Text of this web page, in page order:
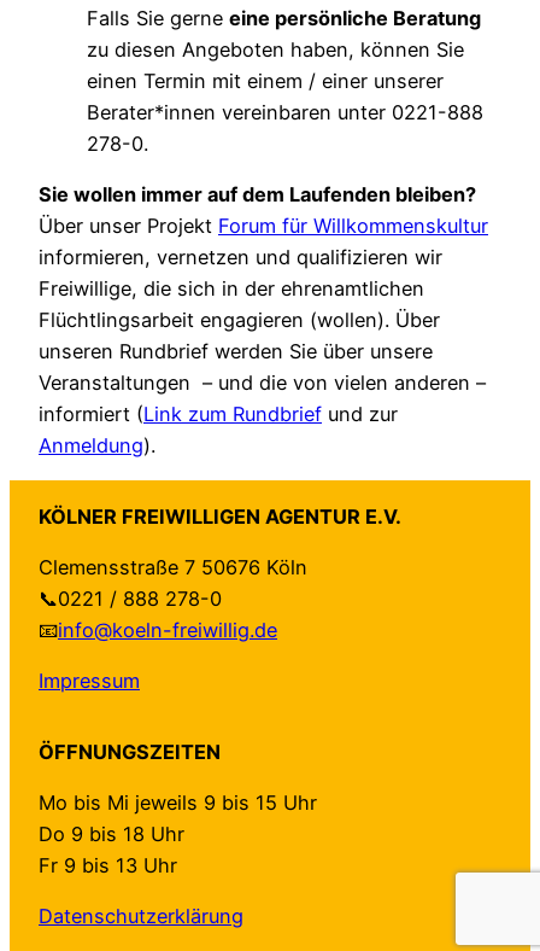
Falls Sie gerne eine persönliche Beratung
zu diesen Angeboten haben, können Sie
einen Termin mit einem / einer unserer
Berater*innen vereinbaren unter 0221-888
278-0.
Sie wollen immer auf dem Laufenden bleiben?
Über unser Projekt Forum für Willkommenskultur
informieren, vernetzen und qualifizieren wir
Freiwillige, die sich in der ehrenamtlichen
Flüchtlingsarbeit engagieren (wollen). Über
unseren Rundbrief werden Sie über unsere
Veranstaltungen – und die von vielen anderen –
informiert (Link zum Rundbrief und zur
Anmeldung).
KÖLNER FREIWILLIGEN AGENTUR E.V.
Clemensstraße 7 50676 Köln
📞0221 / 888 278-0
📧info@koeln-freiwillig.de
Impressum
ÖFFNUNGSZEITEN
Mo bis Mi jeweils 9 bis 15 Uhr
Do 9 bis 18 Uhr
Fr 9 bis 13 Uhr
Datenschutzerklärung